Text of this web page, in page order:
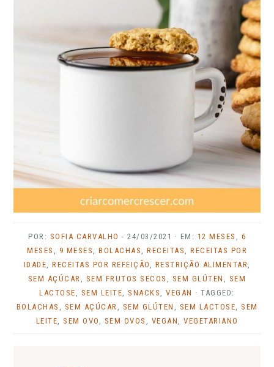
POR: SOFIA CARVALHO - 24/03/2021 · EM: 12 MESES , 6
MESES , 9 MESES , BOLACHAS , RECEITAS , RECEITAS POR
IDADE, RECEITAS POR REFEIÇÃO , RESTRIÇÃO ALIMENTAR,
SEM AÇÚCAR , SEM FRUTOS SECOS , SEM GLÚTEN , SEM
LACTOSE , SEM LEITE,SNACKS ,VEGAN · TAGGED:
BOLACHAS , SEM AÇÚCAR , SEM GLÚTEN , SEM LACTOSE, SEM
LEITE, SEM OVO , SEM OVOS , VEGAN , VEGETARIANO